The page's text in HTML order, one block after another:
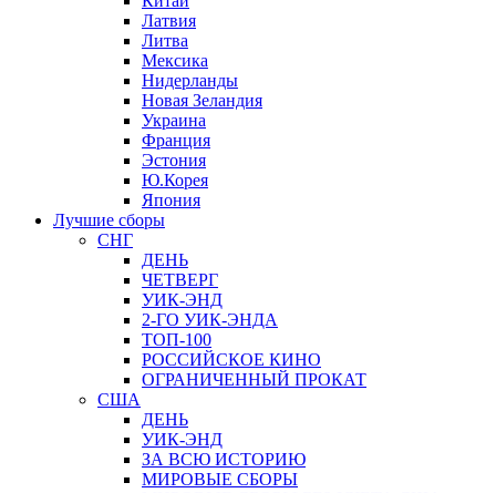
Латвия
Литва
Мексика
Нидерланды
Новая Зеландия
Украина
Франция
Эстония
Ю.Корея
Япония
Лучшие сборы
СНГ
ДЕНЬ
ЧЕТВЕРГ
УИК-ЭНД
2-ГО УИК-ЭНДА
ТОП-100
РОССИЙСКОЕ КИНО
ОГРАНИЧЕННЫЙ ПРОКАТ
США
ДЕНЬ
УИК-ЭНД
ЗА ВСЮ ИСТОРИЮ
МИРОВЫЕ СБОРЫ